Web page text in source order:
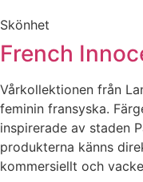
Skönhet
French
Vårkollektionen från
feminin fransyska.
inspirerade av staden
produkterna känns
kommersiellt och